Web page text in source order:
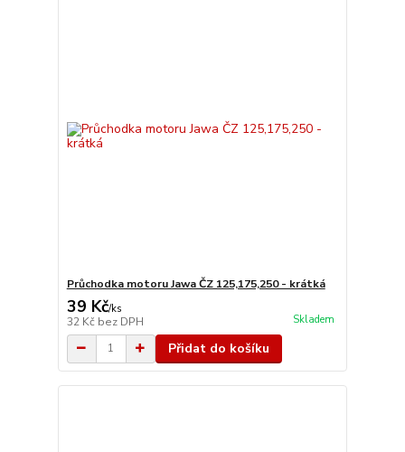
Průchodka motoru Jawa ČZ 125,175,250 - krátká
39 Kč/ks
32 Kč bez DPH Skladem
Přidat do košíku